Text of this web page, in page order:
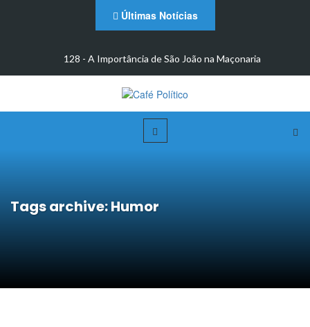
Últimas Notícias
128 - A Importância de São João na Maçonaria
Tags archive: Humor